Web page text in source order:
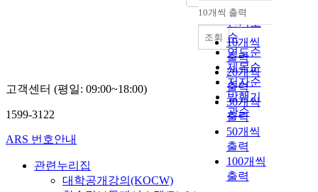
순
인기도
순
연도순
제목순
저자순
발행기
관순
내림차순
10개씩 출력
10개씩
출력
20개씩
출력
30개씩
출력
50개씩
출력
100개씩
출력
조회
고객센터 (평일: 09:00~18:00)
1599-3122
ARS 번호안내
관련누리집
대학공개강의(KOCW)